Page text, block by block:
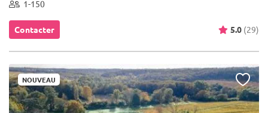
1-150
Contacter 5.0 (29)
NOUVEAU